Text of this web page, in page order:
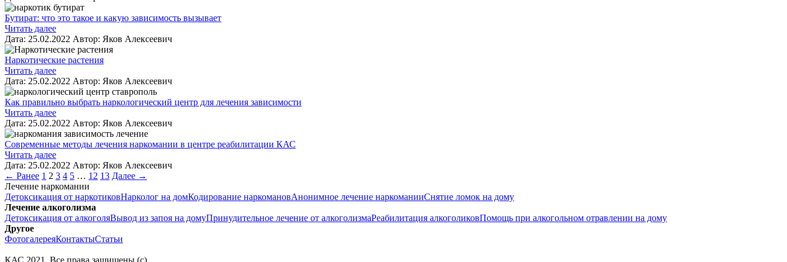
Бутират: что это такое и какую зависимость вызывает
Читать далее
Дата: 25.02.2022 Автор: Яков Алексеевич
Наркотические растения
Читать далее
Дата: 25.02.2022 Автор: Яков Алексеевич
Как правильно выбрать наркологический центр для лечения зависимости
Читать далее
Дата: 25.02.2022 Автор: Яков Алексеевич
Современные методы лечения наркомании в центре реабилитации КАС
Читать далее
Дата: 25.02.2022 Автор: Яков Алексеевич
← Ранее 1 2 3 4 5 … 12 13 Далее →
Лечение наркомании
Детоксикация от наркотиковНарколог на домКодирование наркомановАнонимное лечение наркоманииСнятие ломок на дому
Лечение алкоголизма
Детоксикация от алкоголяВывод из запоя на домуПринудительное лечение от алкоголизмаРеабилитация алкоголиковПомощь при алкогольном отравлении на дому
Другое
ФотогалереяКонтактыСтатьи
КАС 2021 . Все права защищены (с)